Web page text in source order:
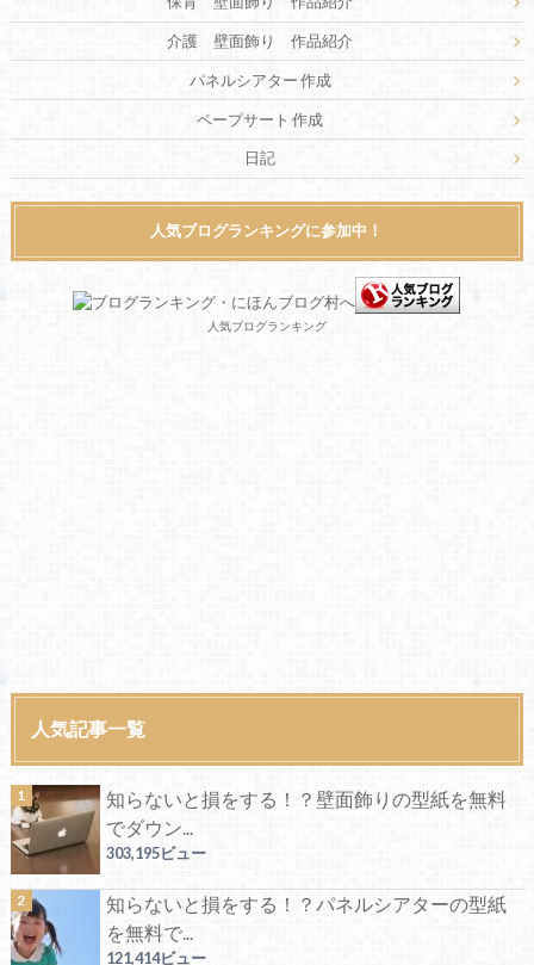
介護 壁面飾り 作品紹介
パネルシアター 作成
ペープサート 作成
日記
人気ブログランキングに参加中！
人気ブログランキング
人気記事一覧
知らないと損をする！？壁面飾りの型紙を無料
でダウン...
303,195ビュー
知らないと損をする！？パネルシアターの型紙
を無料で...
121,414ビュー